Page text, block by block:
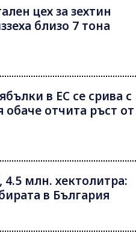
цех за зехтин
близо 7 тона
в ЕС се срива с
обаче отчита ръст от
4.5 млн. хектолитра:
в България